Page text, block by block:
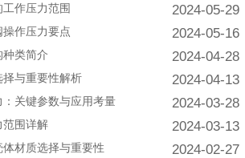
作压力范围 2024-05-29
作压力要点 2024-05-16
类简介 2024-04-28
与重要性解析 2024-04-13
关键参数与应用考量 2024-03-28
范围详解 2024-03-13
材质选择与重要性 2024-02-27